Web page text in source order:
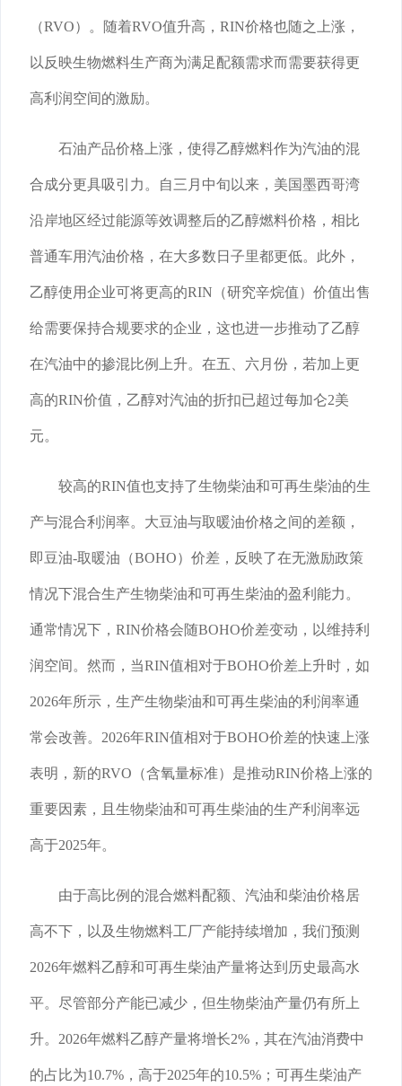
（RVO）。随着RVO值升高，RIN价格也随之上涨，
以反映生物燃料生产商为满足配额需求而需要获得更
高利润空间的激励。
石油产品价格上涨，使得乙醇燃料作为汽油的混
合成分更具吸引力。自三月中旬以来，美国墨西哥湾
沿岸地区经过能源等效调整后的乙醇燃料价格，相比
普通车用汽油价格，在大多数日子里都更低。此外，
乙醇使用企业可将更高的RIN（研究辛烷值）价值出售
给需要保持合规要求的企业，这也进一步推动了乙醇
在汽油中的掺混比例上升。在五、六月份，若加上更
高的RIN价值，乙醇对汽油的折扣已超过每加仑2美
元。
较高的RIN值也支持了生物柴油和可再生柴油的生
产与混合利润率。大豆油与取暖油价格之间的差额，
即豆油-取暖油（BOHO）价差，反映了在无激励政策
情况下混合生产生物柴油和可再生柴油的盈利能力。
通常情况下，RIN价格会随BOHO价差变动，以维持利
润空间。然而，当RIN值相对于BOHO价差上升时，如
2026年所示，生产生物柴油和可再生柴油的利润率通
常会改善。2026年RIN值相对于BOHO价差的快速上涨
表明，新的RVO（含氧量标准）是推动RIN价格上涨的
重要因素，且生物柴油和可再生柴油的生产利润率远
高于2025年。
由于高比例的混合燃料配额、汽油和柴油价格居
高不下，以及生物燃料工厂产能持续增加，我们预测
2026年燃料乙醇和可再生柴油产量将达到历史最高水
平。尽管部分产能已减少，但生物柴油产量仍有所上
升。2026年燃料乙醇产量将增长2%，其在汽油消费中
的占比为10.7%，高于2025年的10.5%；可再生柴油产